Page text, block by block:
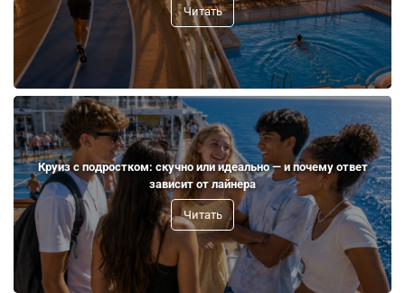
Читать
Круиз с подростком: скучно или идеально — и почему ответ
зависит от лайнера
Читать